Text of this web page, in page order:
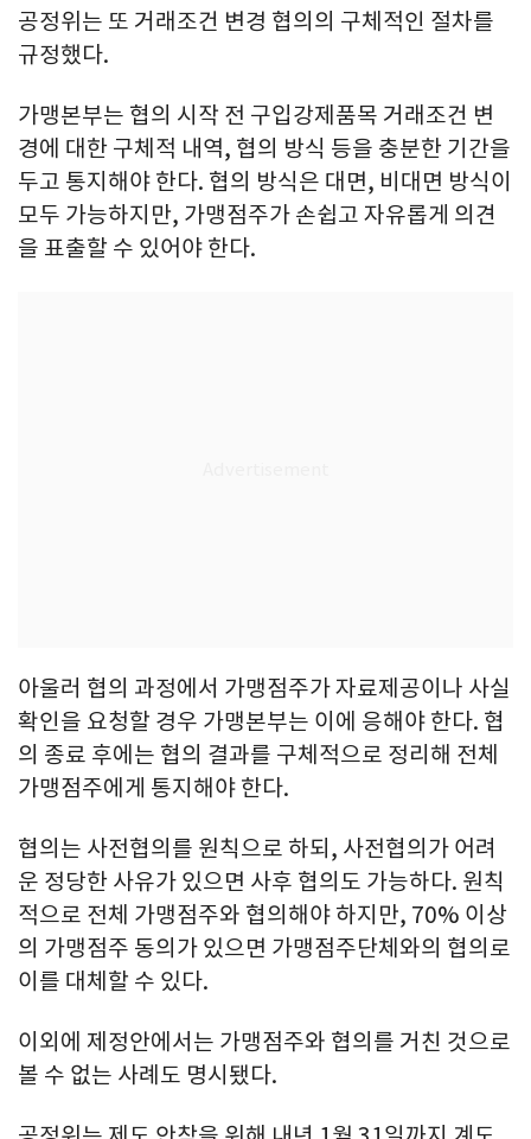
공정위는 또 거래조건 변경 협의의 구체적인 절차를
규정했다.
가맹본부는 협의 시작 전 구입강제품목 거래조건 변
경에 대한 구체적 내역, 협의 방식 등을 충분한 기간을
두고 통지해야 한다. 협의 방식은 대면, 비대면 방식이
모두 가능하지만, 가맹점주가 손쉽고 자유롭게 의견
을 표출할 수 있어야 한다.
아울러 협의 과정에서 가맹점주가 자료제공이나 사실
확인을 요청할 경우 가맹본부는 이에 응해야 한다. 협
의 종료 후에는 협의 결과를 구체적으로 정리해 전체
가맹점주에게 통지해야 한다.
협의는 사전협의를 원칙으로 하되, 사전협의가 어려
운 정당한 사유가 있으면 사후 협의도 가능하다. 원칙
적으로 전체 가맹점주와 협의해야 하지만, 70% 이상
의 가맹점주 동의가 있으면 가맹점주단체와의 협의로
이를 대체할 수 있다.
이외에 제정안에서는 가맹점주와 협의를 거친 것으로
볼 수 없는 사례도 명시됐다.